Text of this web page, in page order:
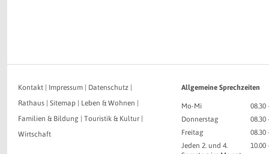
Kontakt Impressum Datenschutz
Rathaus
Sitemap Leben & Wohnen
Familien & Bildung
Touristik & Kultur
Wirtschaft
Allgemeine Sprechzeiten
Mo-Mi
08.30
Donnerstag
08.30
Freitag
08.30
Jeden 2. und 4.